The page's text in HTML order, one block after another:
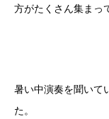
方がたくさん集まっ
暑い中演奏を聞いて
た。